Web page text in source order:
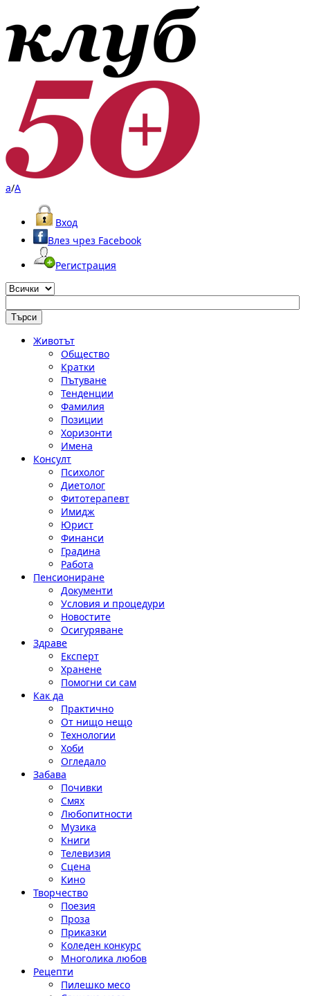
a/A
Вход
Влез чрез Facebook
Регистрация
Животът
Общество
Кратки
Пътуване
Тенденции
Фамилия
Позиции
Хоризонти
Имена
Консулт
Психолог
Диетолог
Фитотерапевт
Имидж
Юрист
Финанси
Градина
Работа
Пенсиониране
Документи
Условия и процедури
Новостите
Осигуряване
Здраве
Експерт
Хранене
Помогни си сам
Как да
Практично
От нищо нещо
Технологии
Хоби
Огледало
Забава
Почивки
Смях
Любопитности
Музика
Книги
Телевизия
Сцена
Кино
Творчество
Поезия
Проза
Приказки
Коледен конкурс
Многолика любов
Рецепти
Пилешко месо